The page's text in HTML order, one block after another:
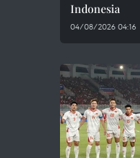
Indonesia
04/08/2026 04:16